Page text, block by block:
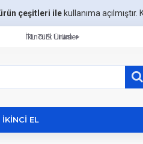
çeşitleri ilekullanıma açılmıştır.
İkinci El Ürünler
TL Türk Lirası
İKINCI EL